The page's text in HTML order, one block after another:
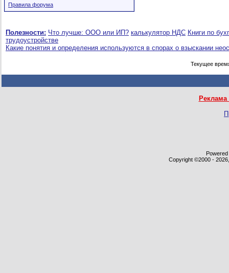
Правила форума
Полезности: Что лучше: ООО или ИП? калькулятор НДС Книги по
трудоустройстве
Какие понятия и определения используются в спорах о взыскании
Текущее
Copyright ©2000 -